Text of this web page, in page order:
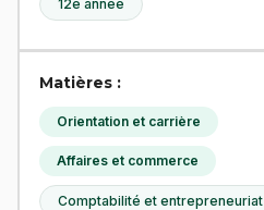
12e année
Matières :
Orientation et carrière
Affaires et commerce
Comptabilité et entrepreneuriat